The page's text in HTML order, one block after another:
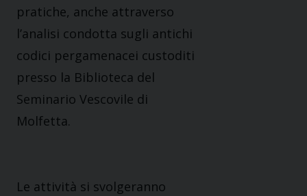
pratiche, anche attraverso
l’analisi condotta sugli antichi
codici pergamenacei custoditi
presso la Biblioteca del
Seminario Vescovile di
Molfetta.
Le attività si svolgeranno